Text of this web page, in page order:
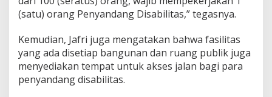
k
g
D
i
(satu) orang Penyandang Disabilitas,” tegasnya.
Kemudian, Jafri juga mengatakan bahwa fasilitas
yang ada disetiap bangunan dan ruang publik juga
menyediakan tempat untuk akses jalan bagi para
penyandang disabilitas.